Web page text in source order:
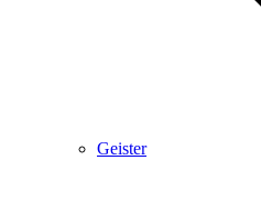
Geister